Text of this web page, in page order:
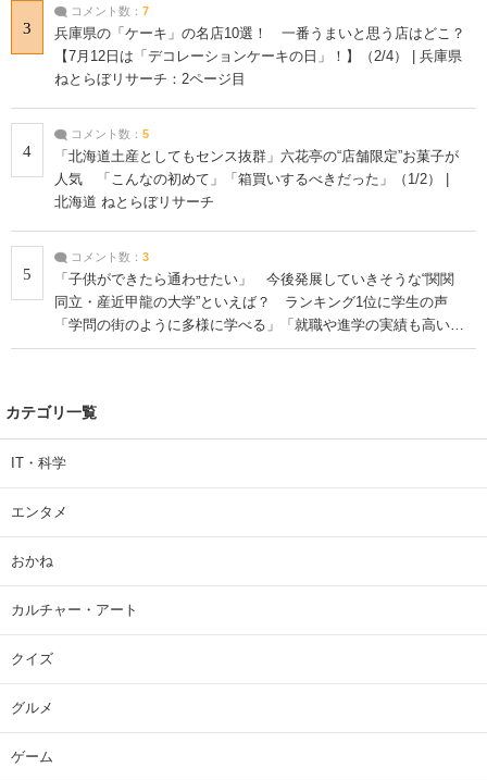
3
コメント数： 7
兵庫県の「ケーキ」の名店10選！ 一番うまいと思う店はどこ？
【7月12日は「デコレーションケーキの日」！】（2/4） | 兵庫県
ねとらぼリサーチ：2ページ目
4
コメント数： 5
「北海道土産としてもセンス抜群」六花亭の“店舗限定”お菓子が
人気 「こんなの初めて」「箱買いするべきだった」（1/2） |
北海道 ねとらぼリサーチ
5
コメント数： 3
「子供ができたら通わせたい」 今後発展していきそうな“関関
同立・産近甲龍の大学”といえば？ ランキング1位に学生の声
「学問の街のように多様に学べる」「就職や進学の実績も高い」
| 大学 ねとらぼリサーチ
カテゴリ一覧
IT・科学
エンタメ
おかね
カルチャー・アート
クイズ
グルメ
ゲーム